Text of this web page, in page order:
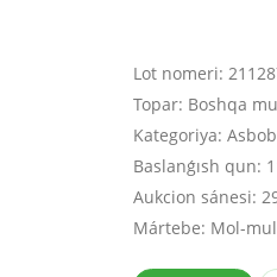
Lot nomeri:
Topar: Boshqa
Kategoriya:
Baslanǵısh qun:
Aukcion sánesi:
Mártebe: Mol-